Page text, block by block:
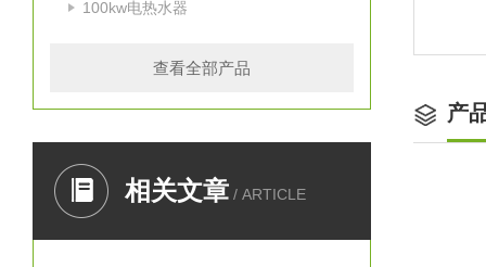
100kw电热水器
查看全部产品
相关文章 / ARTICLE
产